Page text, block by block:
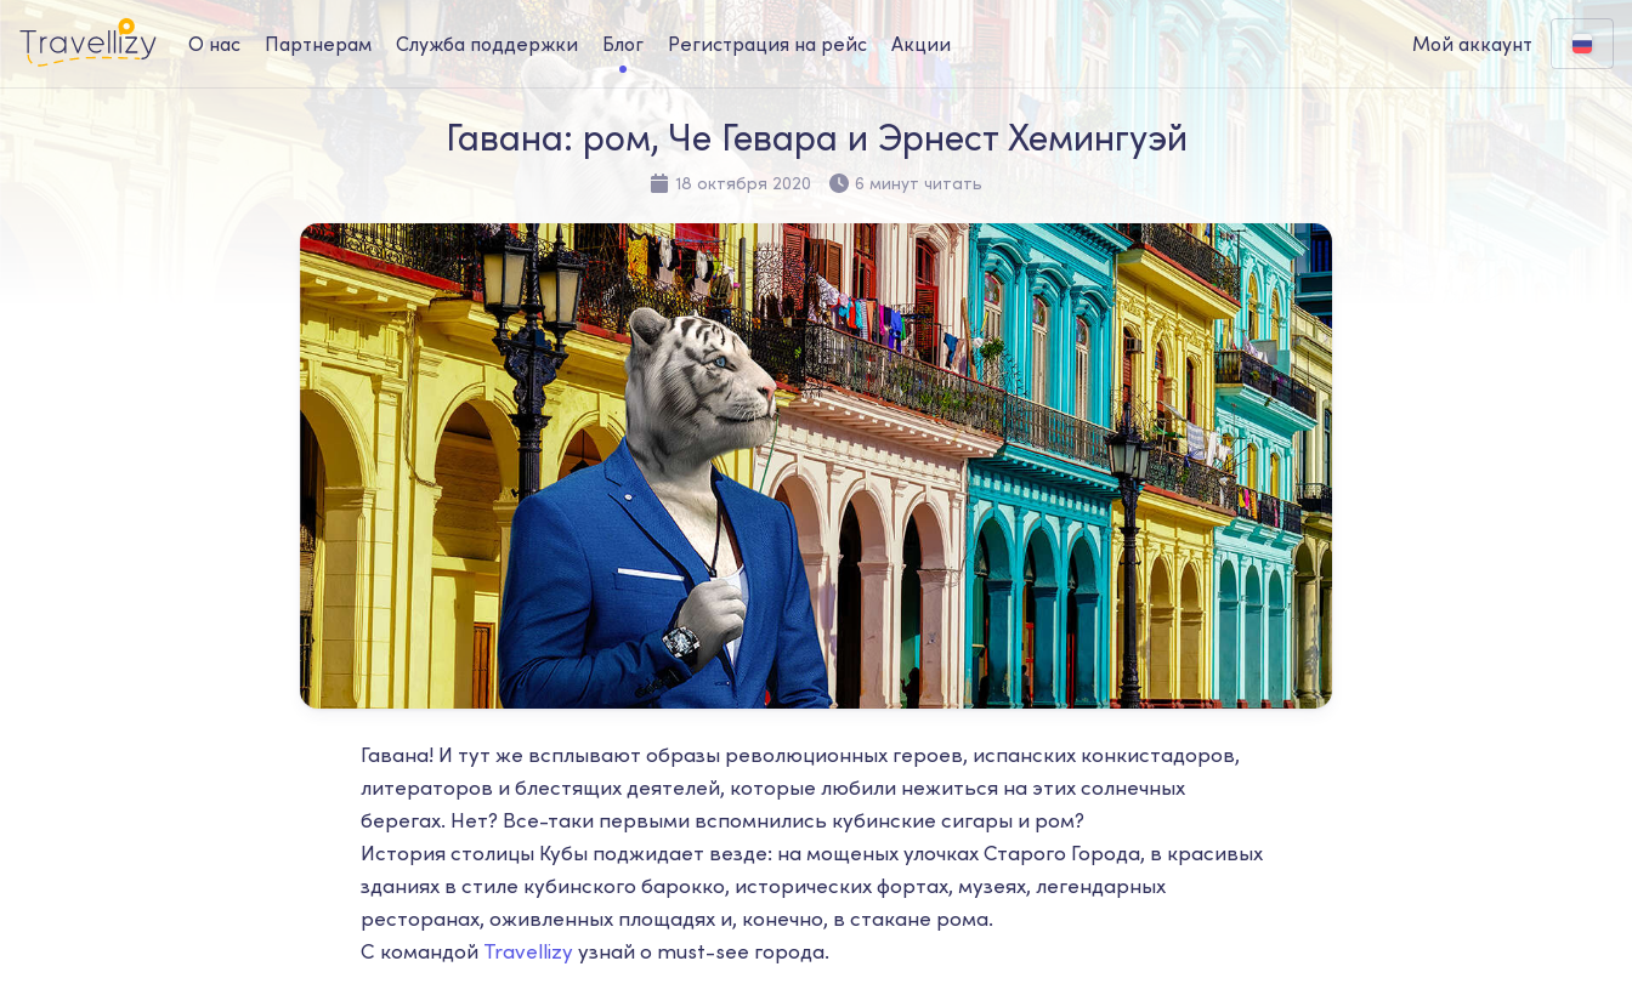
О нас Партнерам Служба поддержки Блог Регистрация на рейс Акции Мой аккаунт
Гавана: ром, Че Гевара и Эрнест Хемингуэй
18 октября 2020 6 минут читать
Гавана! И тут же всплывают образы революционных героев, испанских конкистадоров,
литераторов и блестящих деятелей, которые любили нежиться на этих солнечных
берегах. Нет? Все-таки первыми вспомнились кубинские сигары и ром?
История столицы Кубы поджидает везде: на мощеных улочках Старого Города, в красивых
зданиях в стиле кубинского барокко, исторических фортах, музеях, легендарных
ресторанах, оживленных площадях и, конечно, в стакане рома.
С командой Travellizy узнай о must-see города.